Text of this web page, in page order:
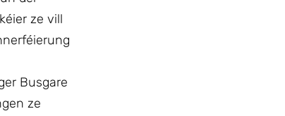
ze vill
Busgare
ze